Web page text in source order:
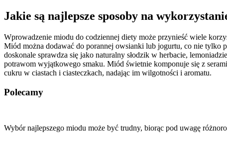
Jakie są najlepsze sposoby na
Wprowadzenie miodu do codziennej diety może przynieść wiele
Miód można dodawać do porannej owsianki lub jogurtu, co nie tylko
doskonale sprawdza się jako naturalny słodzik w herbacie,
potrawom wyjątkowego smaku. Miód świetnie komponuje się z
cukru w ciastach i ciasteczkach, nadając im wilgotności i aromatu.
Polecamy
Wybór najlepszego miodu może być trudny, biorąc pod uwagę
wpisu